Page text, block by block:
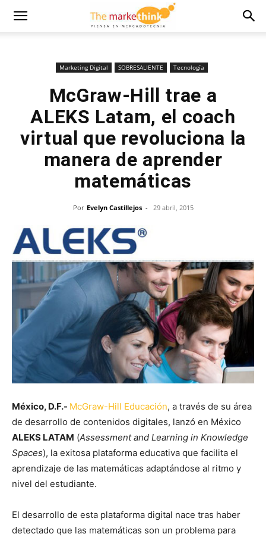
Marketing Digital SOBRESALIENTE Tecnología
McGraw-Hill trae a
ALEKS Latam, el coach
virtual que revoluciona la
manera de aprender
matemáticas
Por Evelyn Castillejos - 29 abril, 2015
México, D.F.- McGraw-Hill Educación, a través de su área
de desarrollo de contenidos digitales, lanzó en México
ALEKS LATAM (Assessment and Learning in Knowledge
Spaces), la exitosa plataforma educativa que facilita el
aprendizaje de las matemáticas adaptándose al ritmo y
nivel del estudiante.
El desarrollo de esta plataforma digital nace tras haber
detectado que las matemáticas son un problema para